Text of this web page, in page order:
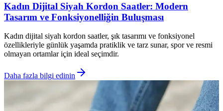
Kadın Dijital Siyah Kordon Saatler: Modern
Tasarım ve Fonksiyonelliğin Buluşması
Kadın dijital siyah kordon saatler, şık tasarımı ve fonksiyonel
özellikleriyle günlük yaşamda pratiklik ve tarz sunar, spor ve resmi
olmayan ortamlar için ideal seçimdir.
Daha fazla bilgi edinin